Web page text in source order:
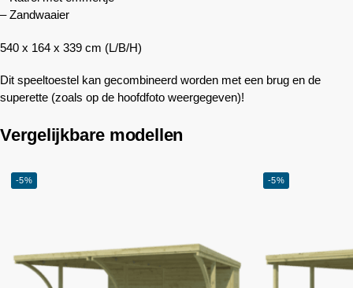
– Zandwaaier
540 x 164 x 339 cm (L/B/H)
Dit speeltoestel kan gecombineerd worden met een brug en de
superette (zoals op de hoofdfoto weergegeven)!
Vergelijkbare modellen
-5% -5%